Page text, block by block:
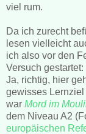
viel rum.
Da ich zurecht
lesen vielleicht
ich also vor den
Versuch
Ja, richtig, hier
gewisses
war Mord im
dem Niveau A2
europäischen